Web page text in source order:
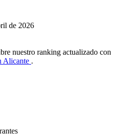
de 2026
nuestro ranking actualizado con
Alicante .